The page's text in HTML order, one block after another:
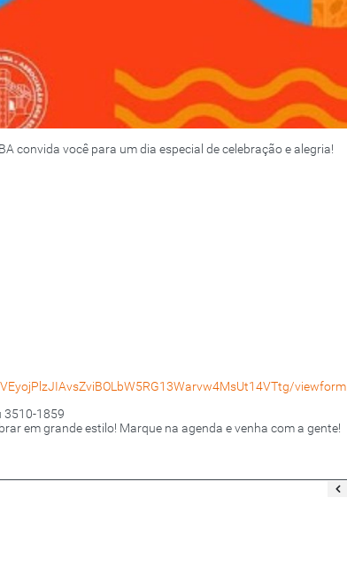
convida você para um dia especial de celebração e alegria!
viewform
3510-1859
em grande estilo! Marque na agenda e venha com a gente!